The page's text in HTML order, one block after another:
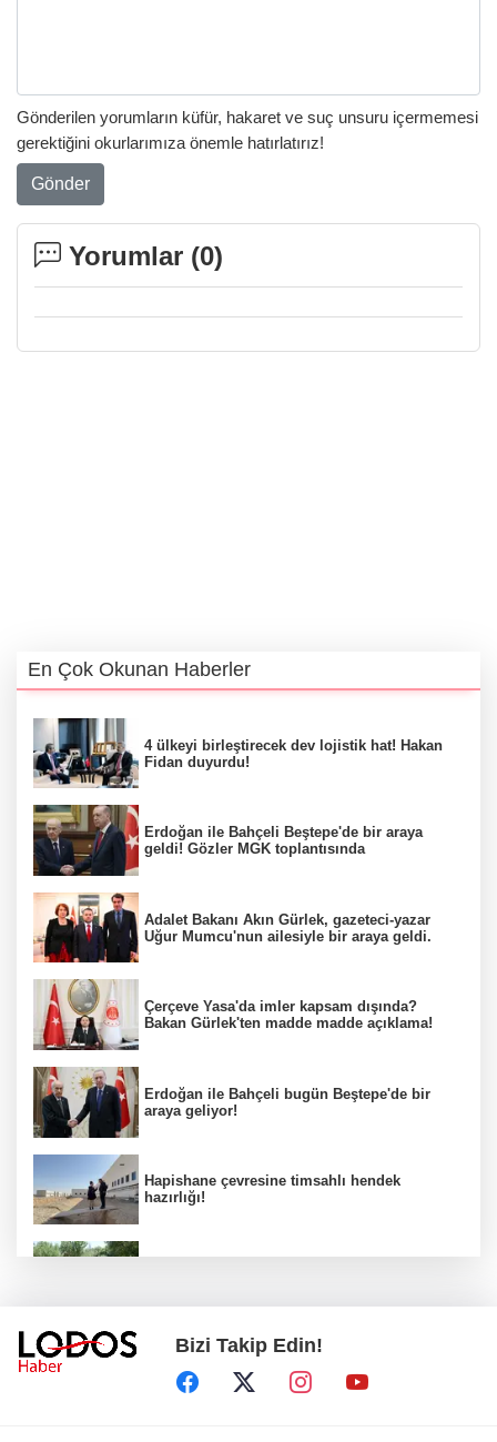
Gönderilen yorumların küfür, hakaret ve suç unsuru içermemesi
gerektiğini okurlarımıza önemle hatırlatırız!
Gönder
Yorumlar (0)
En Çok Okunan Haberler
4 ülkeyi birleştirecek dev lojistik hat! Hakan
Fidan duyurdu!
Erdoğan ile Bahçeli Beştepe'de bir araya
geldi! Gözler MGK toplantısında
Adalet Bakanı Akın Gürlek, gazeteci-yazar
Uğur Mumcu'nun ailesiyle bir araya geldi.
Çerçeve Yasa'da imler kapsam dışında?
Bakan Gürlek'ten madde madde açıklama!
Erdoğan ile Bahçeli bugün Beştepe'de bir
araya geliyor!
Hapishane çevresine timsahlı hendek
hazırlığı!
Trump ölümden döndü! Suikast iddiaları gün
yüzünde!
Bizi Takip Edin!